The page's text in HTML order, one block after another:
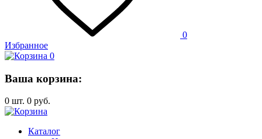
0
Избранное
0
Ваша корзина:
0 шт. 0 руб.
Каталог